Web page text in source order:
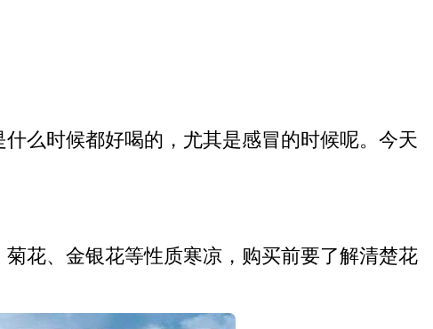
么时候都好喝的，尤其是感冒的时候呢。今天
花、金银花等性质寒凉，购买前要了解清楚花